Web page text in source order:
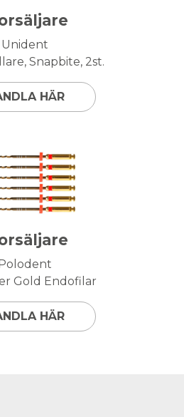
Unident
Snapbite, 2st.
HÄR
Gold Endofilar
HÄR